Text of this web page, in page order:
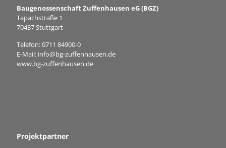
Baugenossenschaft Zuffenhausen eG (BGZ)
Tapachstraße 1
70437 Stuttgart
Telefon:0711 84900-0
E-Mail: info@bg-zuffenhausen.de
www.bg-zuffenhausen.de
Projektpartner